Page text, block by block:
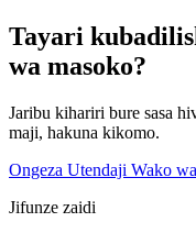
Tayari
wa masoko?
Jaribu kihariri bure sasa
maji, hakuna kikomo.
Ongeza Utendaji Wako
Jifunze zaidi